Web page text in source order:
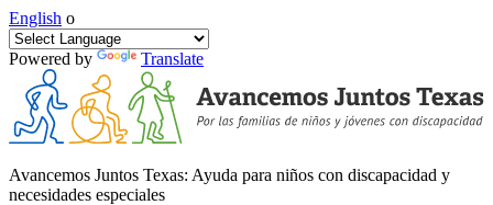
English o
Powered by Translate
Avancemos Juntos Texas: Ayuda para niños con discapacidad y
necesidades especiales